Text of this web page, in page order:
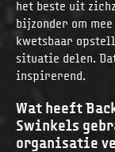
het beste uit
bijzonder om
kwetsbaar
situatie delen.
inspirerend.
Wat heeft
Swinkels
organisatie